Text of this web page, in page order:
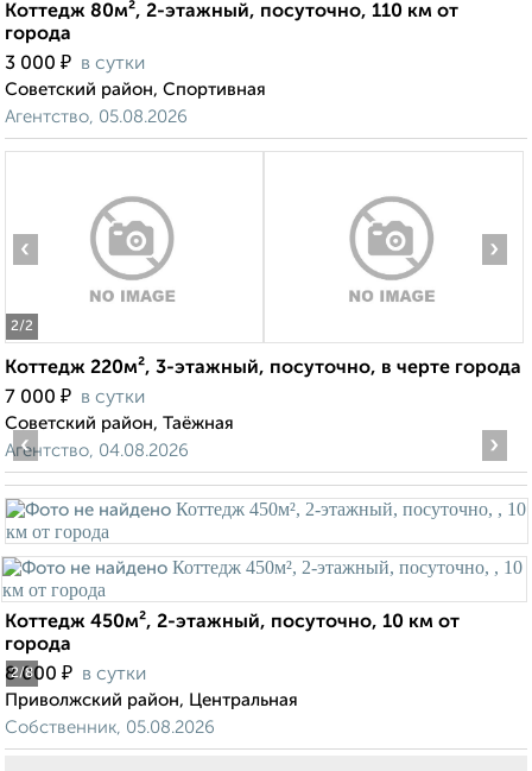
Коттедж 80м², 2-этажный, посуточно, 110 км от
города
3 000 ₽ в сутки
Советский район, Спортивная
Агентство, 05.08.2026
2/2
‹ ›
Коттедж 220м², 3-этажный, посуточно, в черте города
7 000 ₽ в сутки
Советский район, Таёжная
Агентство, 04.08.2026
2/8
‹ ›
Коттедж 450м², 2-этажный, посуточно, 10 км от
города
8 000 ₽ в сутки
Приволжский район, Центральная
Собственник, 05.08.2026